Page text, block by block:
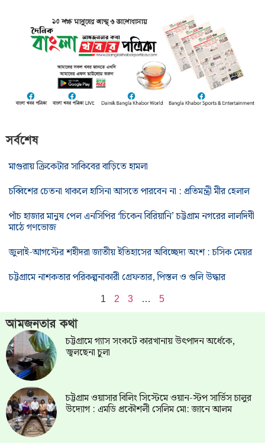
সর্বশেষ
মাগুরায় ক্রিকেটার সাকিবের বাড়িতে হামলা
চব্বিশের চেতনা থাকলে হাসিনা আসতে পারবেন না : প্রতিমন্ত্রী মীর হেলাল
পাঁচ হাজার মানুষ পেল এনসিপির ‘চিকেন বিরিয়ানি’ চট্টগ্রাম নগরের লালদিঘী
মাঠে গণভোজ
জুলাই-আগস্টের শহীদরা জাতীয় ইতিহাসের অবিচ্ছেদ্য অংশ : চসিক মেয়র
চট্টগ্রামে নাশকতার পরিকল্পনাকারী গ্রেফতার, পিস্তল ও গুলি উদ্ধার
1 2 3 … 5
আমজনতার কথা
চট্টগ্রামে গ্যাস সংকটে কারখানায় উৎপাদন অর্ধেকে,
জ্বলছেনা চুলা
চট্টগ্রাম ওয়াসার বিলিং সিস্টেমে ওয়ান-স্টপ সার্ভিস চালুর
উদ্যোগ : এমডি প্রকৌশলী সেলিম মো: জানে আলম